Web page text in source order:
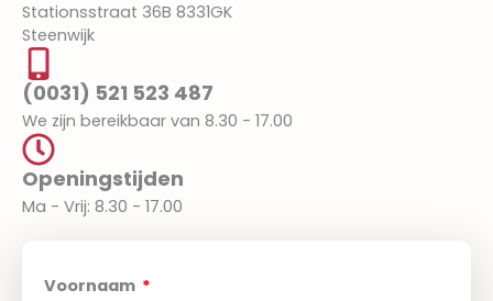
Stationsstraat 36B 8331GK
Steenwijk
(0031) 521 523 487
We zijn bereikbaar van 8.30 - 17.00
Openingstijden
Ma - Vrij: 8.30 - 17.00
Voornaam